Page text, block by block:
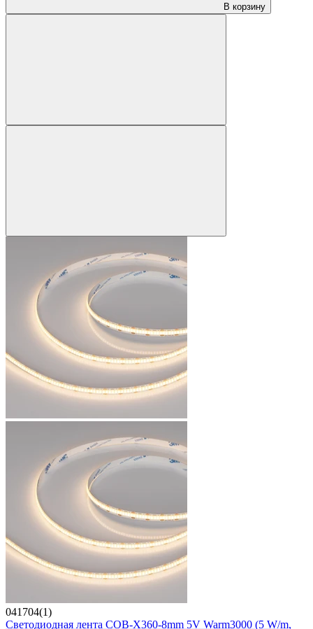
В корзину
041704(1)
Светодиодная лента COB-X360-8mm 5V Warm3000 (5 W/m,